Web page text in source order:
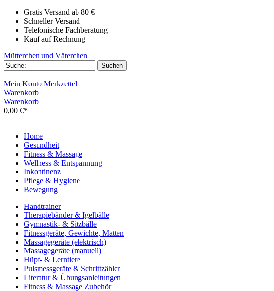
Gratis Versand ab 80 €
Schneller Versand
Telefonische Fachberatung
Kauf auf Rechnung
Mütterchen und Väterchen
Mein Konto Merkzettel
Warenkorb
Warenkorb
0,00 €*
Home
Gesundheit
Fitness & Massage
Wellness & Entspannung
Inkontinenz
Pflege & Hygiene
Bewegung
Handtrainer
Therapiebänder & Igelbälle
Gymnastik- & Sitzbälle
Fitnessgeräte, Gewichte, Matten
Massagegeräte (elektrisch)
Massagegeräte (manuell)
Hüpf- & Lerntiere
Pulsmessgeräte & Schrittzähler
Literatur & Übungsanleitungen
Fitness & Massage Zubehör